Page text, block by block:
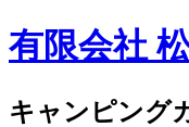
有限会社
キャンピング